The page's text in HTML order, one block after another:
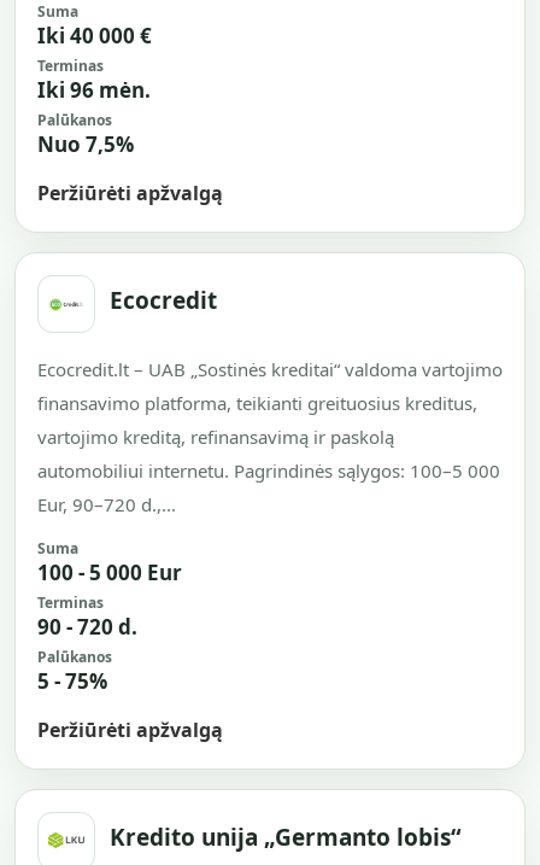
Suma
Iki 40 000 €
Terminas
Iki 96 mėn.
Palūkanos
Nuo 7,5%
Peržiūrėti apžvalgą
Ecocredit
Ecocredit.lt – UAB „Sostinės kreditai“ valdoma vartojimo
finansavimo platforma, teikianti greituosius kreditus,
vartojimo kreditą, refinansavimą ir paskolą
automobiliui internetu. Pagrindinės sąlygos: 100–5 000
Eur, 90–720 d.,...
Suma
100 - 5 000 Eur
Terminas
90 - 720 d.
Palūkanos
5 - 75%
Peržiūrėti apžvalgą
Kredito unija „Germanto lobis“